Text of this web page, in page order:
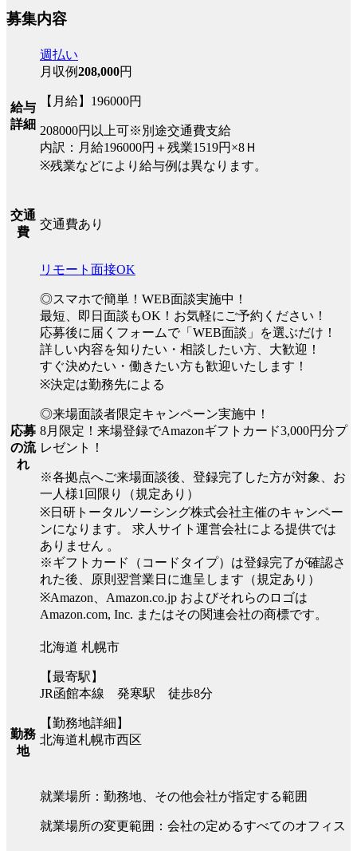
募集内容
給与
詳細
週払い
月収例208,000円
【月給】196000円
208000円以上可※別途交通費支給
内訳：月給196000円＋残業1519円×8Ｈ
※残業などにより給与例は異なります。
交通
費
交通費あり
応募
の流
れ
リモート面接OK
◎スマホで簡単！WEB面談実施中！
最短、即日面談もOK！お気軽にご予約ください！
応募後に届くフォームで「WEB面談」を選ぶだけ！
詳しい内容を知りたい・相談したい方、大歓迎！
すぐ決めたい・働きたい方も歓迎いたします！
※決定は勤務先による
◎来場面談者限定キャンペーン実施中！
8月限定！来場登録でAmazonギフトカード3,000円分プ
レゼント！
※各拠点へご来場面談後、登録完了した方が対象、お
一人様1回限り（規定あり）
※日研トータルソーシング株式会社主催のキャンペー
ンになります。 求人サイト運営会社による提供では
ありません 。
※ギフトカード（コードタイプ）は登録完了が確認さ
れた後、原則翌営業日に進呈します（規定あり）
※Amazon、Amazon.co.jp およびそれらのロゴは
Amazon.com, Inc. またはその関連会社の商標です。
勤務
地
北海道 札幌市
【最寄駅】
JR函館本線 発寒駅 徒歩8分
【勤務地詳細】
北海道札幌市西区
就業場所：勤務地、その他会社が指定する範囲
就業場所の変更範囲：会社の定めるすべてのオフィス